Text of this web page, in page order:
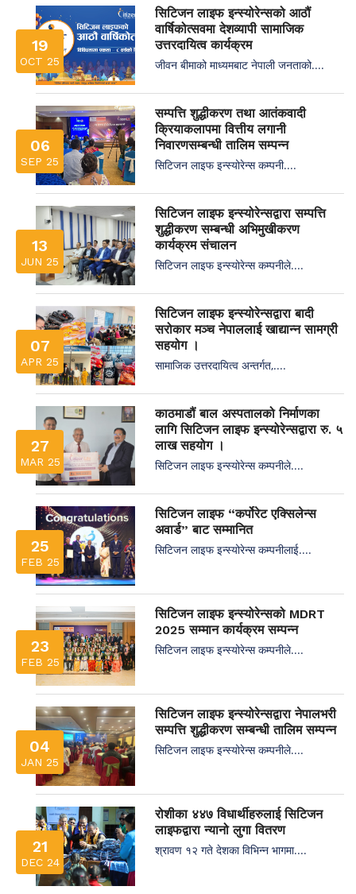
19
OCT 25
सिटिजन लाइफ इन्स्योरेन्सको आठौं
वार्षिकोत्सवमा देशव्यापी सामाजिक
उत्तरदायित्व कार्यक्रम
जीवन बीमाको माध्यमबाट नेपाली जनताको....
06
SEP 25
सम्पत्ति शुद्धीकरण तथा आतंकवादी
क्रियाकलापमा वित्तीय लगानी
निवारणसम्बन्धी तालिम सम्पन्न
सिटिजन लाइफ इन्स्योरेन्स कम्पनी....
13
JUN 25
सिटिजन लाइफ इन्स्योरेन्सद्वारा सम्पत्ति
शुद्धीकरण सम्बन्धी अभिमुखीकरण
कार्यक्रम संचालन
सिटिजन लाइफ इन्स्योरेन्स कम्पनीले....
07
APR 25
सिटिजन लाइफ इन्स्योरेन्सद्वारा बादी
सरोकार मञ्च नेपाललाई खाद्यान्न सामग्री
सहयोग ।
सामाजिक उत्तरदायित्व अन्तर्गत,....
27
MAR 25
काठमाडौं बाल अस्पतालको निर्माणका
लागि सिटिजन लाइफ इन्स्योरेन्सद्वारा रु. ५
लाख सहयोग ।
सिटिजन लाइफ इन्स्योरेन्स कम्पनीले....
25
FEB 25
सिटिजन लाइफ “कर्पोरेट एक्सिलेन्स
अवार्ड” बाट सम्मानित
सिटिजन लाइफ इन्स्योरेन्स कम्पनीलाई....
23
FEB 25
सिटिजन लाइफ इन्स्योरेन्सको MDRT
2025 सम्मान कार्यक्रम सम्पन्न
सिटिजन लाइफ इन्स्योरेन्स कम्पनीले....
04
JAN 25
सिटिजन लाइफ इन्स्योरेन्सद्वारा नेपालभरी
सम्पत्ति शुद्धीकरण सम्बन्धी तालिम सम्पन्न
सिटिजन लाइफ इन्स्योरेन्स कम्पनीले....
21
DEC 24
रोशीका ४४७ विधार्थीहरुलाई सिटिजन
लाइफद्वारा न्यानो लुगा वितरण
श्रावण १२ गते देशका विभिन्न भागमा....